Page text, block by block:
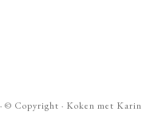
· © Copyright · Koken met Karin